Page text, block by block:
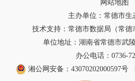
网站地图
主办单位：常德市生
技术支持：常德市数据局（常德
单位地址：湖南省常德市武
办公电话：0736-
湘公网安备：43070202000597号